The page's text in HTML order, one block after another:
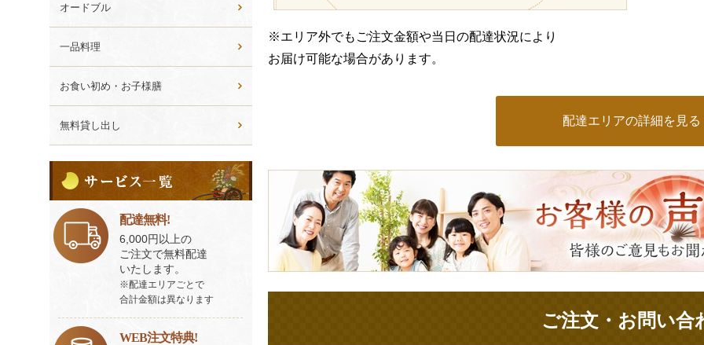
※エリア外でもご注文金額や当日の配達状況により
お届け可能な場合があります。
配達エリアの詳細を見る
ご
意
見
も
ご注文・お問い合
オードブル
一品料理
お食い初め・お子様膳
無料貸し出し
ー
ビ
ス
一
覧
配達無料!
6,000円以上の
ご注文で無料配達
いたします。
※配達エリアごとで
合計金額は異なります
WEB注文特典!